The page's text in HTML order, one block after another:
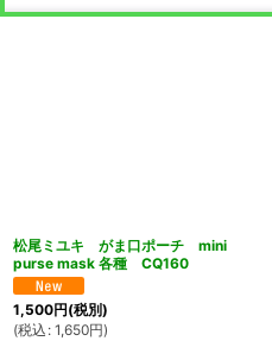
松尾ミユキ がま口ポーチ mini
purse mask 各種 CQ160
1,500円(税別)
(税込 : 1,650円)